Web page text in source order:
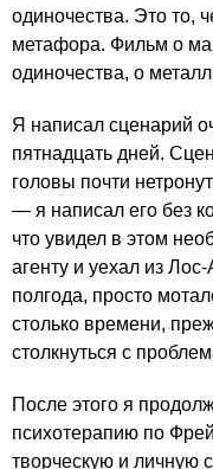
одиночества. Это то,
метафора. Фильм о
одиночества, о
Я написал сценарий
пятнадцать дней.
головы почти
— я написал его без
что увидел в этом
агенту и уехал из
полгода, просто
столько времени,
столкнуться с
После этого я
психотерапию по
творческую и личную